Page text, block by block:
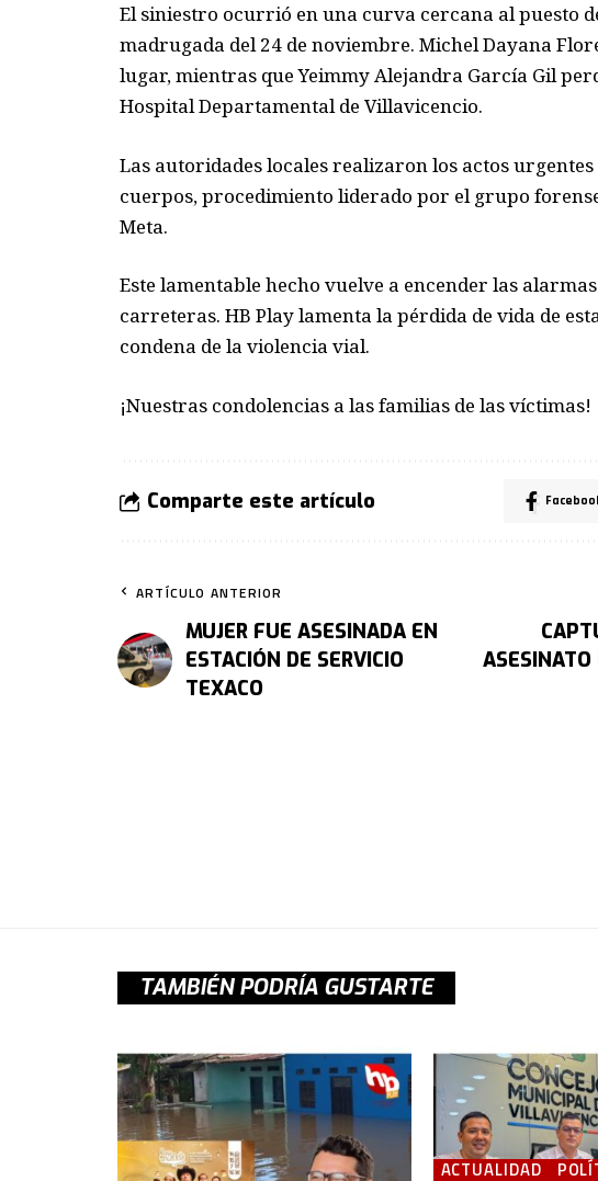
El siniestro ocurrió en una curva cercana al puesto
madrugada del 24 de noviembre. Michel Dayana
lugar, mientras que Yeimmy Alejandra García Gil
Hospital Departamental de Villavicencio.
Las autoridades locales realizaron los actos
cuerpos, procedimiento liderado por el grupo
Meta.
Este lamentable hecho vuelve a encender las
carreteras. HB Play lamenta la pérdida de vida de
condena de la violencia vial.
¡Nuestras condolencias a las familias de las víctimas!
Comparte este artículo
ARTÍCULO ANTERIOR
MUJER FUE ASESINADA EN
ESTACIÓN DE SERVICIO
TEXACO
ASESINATO
TAMBIÉN PODRÍA GUSTARTE
ACTUALIDAD